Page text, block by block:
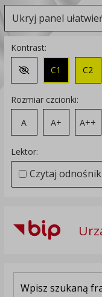
Ukryj panel
Kontrast:
Zmień kontrast na
C1 C2
Rozmiar czcionki:
A
A+ A++
Lektor:
Czytaj